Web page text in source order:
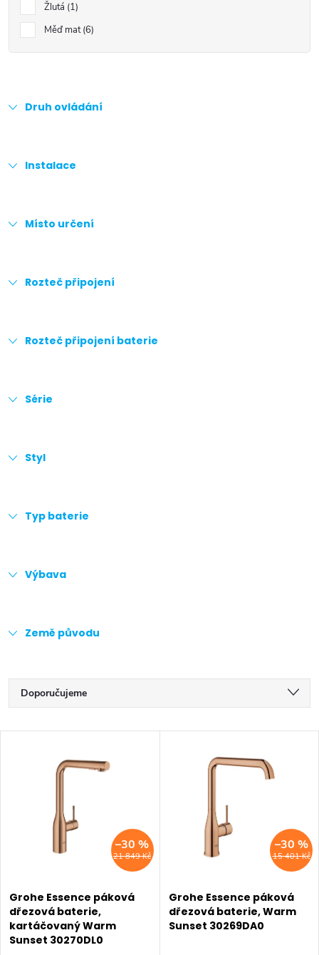
Žlutá 1
Měď mat 6
Druh ovládání
Instalace
Místo určení
Rozteč připojení
Rozteč připojení baterie
Série
Styl
Typ baterie
Výbava
Země původu
Ř
a
p
r
Doporučujeme
Nejprodávanější
p
r
21 849 Kč
–30 %
Grohe Essence páková
dřezová baterie,
kartáčovaný Warm
Sunset 30270DL0
15 401 Kč
–30 %
Grohe Essence páková
dřezová baterie, Warm
Sunset 30269DA0